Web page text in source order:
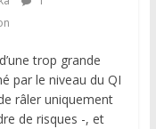
trop grande
par le niveau du QI
râler uniquement
de risques -, et